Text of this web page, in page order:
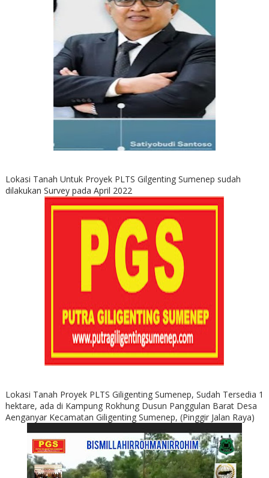
Lokasi Tanah Untuk Proyek PLTS Gilgenting Sumenep sudah
dilakukan Survey pada April 2022
Lokasi Tanah Proyek PLTS Giligenting Sumenep, Sudah Tersedia 1
hektare, ada di Kampung Rokhung Dusun Panggulan Barat Desa
Aenganyar Kecamatan Giligenting Sumenep, (Pinggir Jalan Raya)